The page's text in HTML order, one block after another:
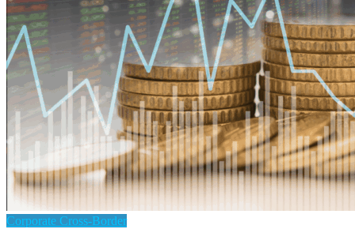
Corporate Cross-Border